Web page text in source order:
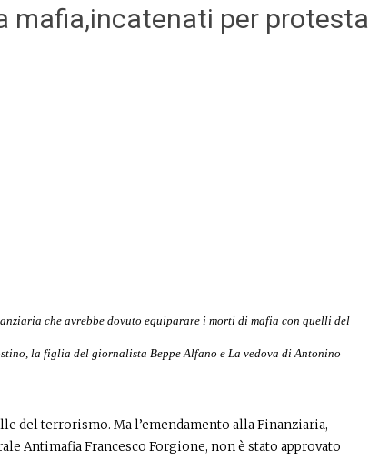
mafia,incatenati per protesta
che avrebbe dovuto equiparare i morti di mafia con quelli del
la figlia del giornalista Beppe Alfano e La vedova di Antonino
del terrorismo. Ma l’emendamento alla Finanziaria,
Antimafia Francesco Forgione, non è stato approvato